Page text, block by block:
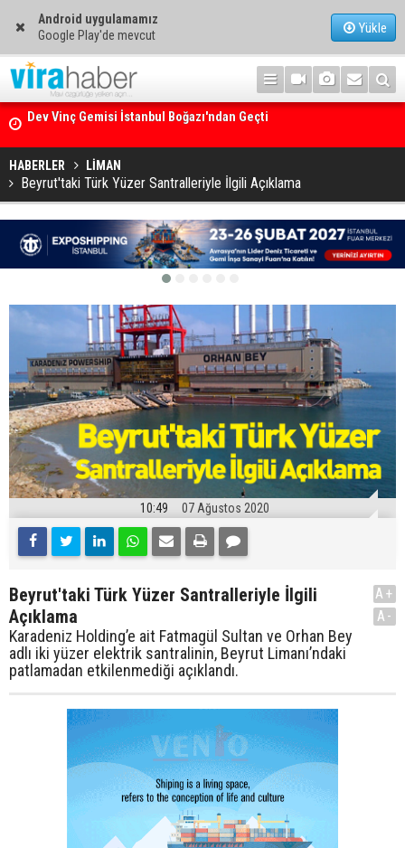
Android uygulamamız
Google Play'de mevcut
Yükle
Ege Denizi’nin En Büyük Mercan Ormanı
HABERLER LİMAN
Beyrut'taki Türk Yüzer Santralleriyle İlgili Açıklama
10:49 07 Ağustos 2020
Beyrut'taki Türk Yüzer Santralleriyle İlgili
Açıklama
Karadeniz Holding’e ait Fatmagül Sultan ve Orhan Bey
adlı iki yüzer elektrik santralinin, Beyrut Limanı’ndaki
patlamadan etkilenmediği açıklandı.
A+
A-